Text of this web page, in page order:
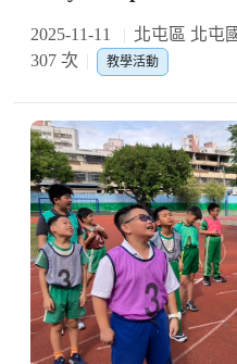
2025-11-11 北屯區 北屯
307 次
教學活動